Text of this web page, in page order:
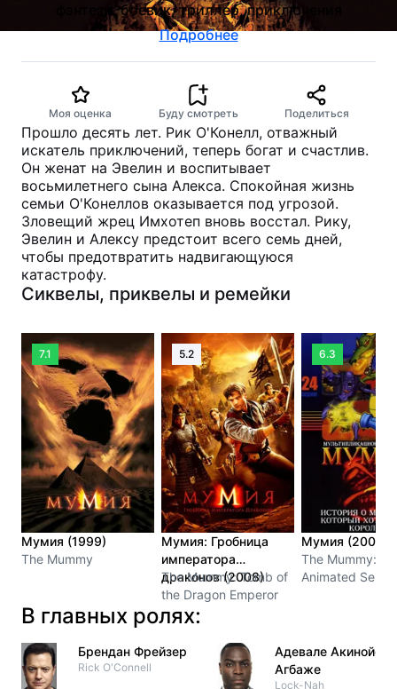
фэнтези, боевик, триллер, приключения
Подробнее
Моя оценка Буду смотреть Поделиться
Прошло десять лет. Рик О'Конелл, отважный
искатель приключений, теперь богат и счастлив.
Он женат на Эвелин и воспитывает
восьмилетнего сына Алекса. Спокойная жизнь
семьи О'Конеллов оказывается под угрозой.
Зловещий жрец Имхотеп вновь восстал. Рику,
Эвелин и Алексу предстоит всего семь дней,
чтобы предотвратить надвигающуюся
катастрофу.
Сиквелы, приквелы и ремейки
7.1
Мумия (1999)
The Mummy
5.2
Мумия: Гробница
императора
драконов (2008)
The Mummy: Tomb of
the Dragon Emperor
6.3
Мумия (2001)
The Mummy:
Animated Series
В главных ролях:
Брендан Фрейзер
Rick O'Connell
Адевале Акинойе-
Агбаже
Lock-Nah